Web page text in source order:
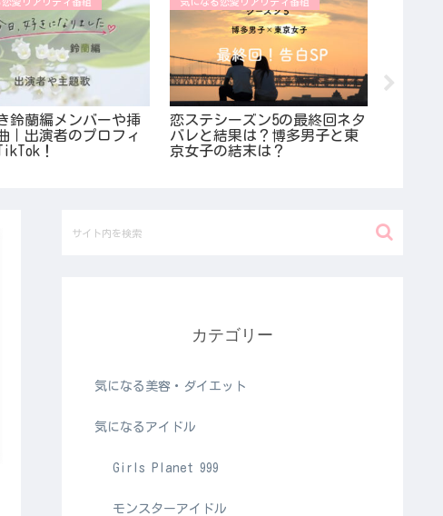
鈴蘭編メンバーや挿
｜出演者のプロフィ
！
恋ステシーズン5の最終回ネタ
バレと結果は？博多男子と東
京女子の結末は？
カテゴリー
気になる美容・ダイエット
気になるアイドル
Girls Planet 999
モンスターアイドル